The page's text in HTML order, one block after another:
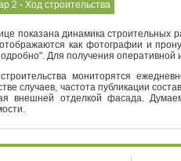
2 - Ход строительства
показана динамика строительных
как фотографии и
Для получения
мониторятся
случаев, частота публикации
внешней отделкой фасада.